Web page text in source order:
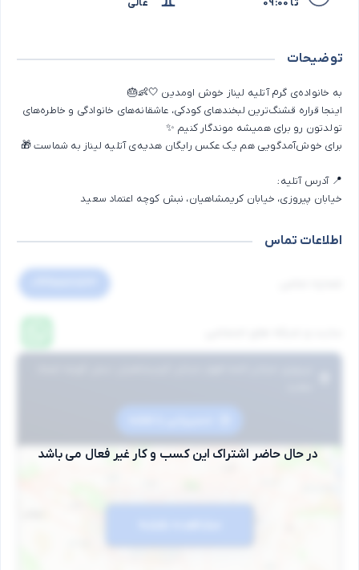
تا 09:00 عالی
توضیحات
به خانواده‌ی گرم آتلیه لیناز خوش اومدین 🤍👶🎂
اینجا قراره قشنگ‌ترین لبخندهای کودکی، عاشقانه‌های خانوادگی و خاطره‌های
تولدتون رو برای همیشه موندگار کنیم ✨
برای خوش‌آمدگویی هم یک عکس رایگان هدیه‌ی آتلیه لیناز به شماست 🎁
📍 آدرس آتلیه:
خیابان پیروزی، خیابان کریمشاهیان، نبش کوچه اعتماد سعید
در حال حاضر اشتراک این کسب و کار غیر فعال می باشد
اطلاعات تماس